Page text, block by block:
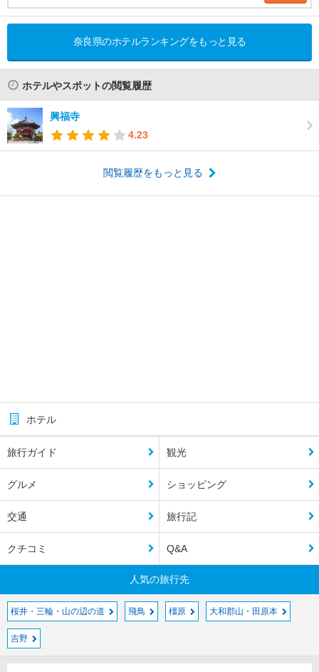
奈良県のホテルランキングをもっと見る
ホテルやスポットの閲覧履歴
興福寺
4.23
閲覧履歴をもっと見る
ホテル
旅行ガイド 観光
グルメ ショッピング
交通 旅行記
クチコミ Q&A
人気の旅行先
桜井・三輪・山の辺の道 飛鳥 橿原 大和郡山・田原本
吉野